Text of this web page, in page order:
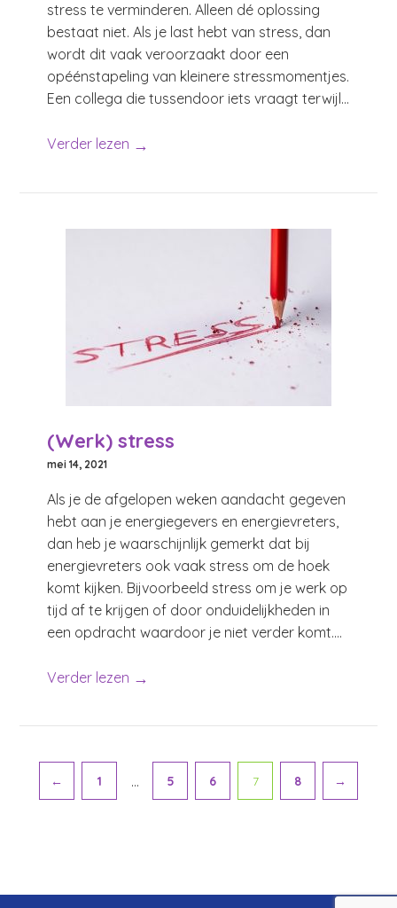
stress te verminderen. Alleen dé oplossing
bestaat niet. Als je last hebt van stress, dan
wordt dit vaak veroorzaakt door een
opéénstapeling van kleinere stressmomentjes.
Een collega die tussendoor iets vraagt terwijl...
Verder lezen →
(Werk) stress
mei 14, 2021
Als je de afgelopen weken aandacht gegeven
hebt aan je energiegevers en energievreters,
dan heb je waarschijnlijk gemerkt dat bij
energievreters ook vaak stress om de hoek
komt kijken. Bijvoorbeeld stress om je werk op
tijd af te krijgen of door onduidelijkheden in
een opdracht waardoor je niet verder komt....
Verder lezen →
← 1 … 5 6 7 8 →